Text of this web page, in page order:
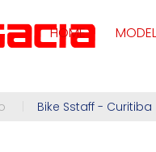
HOME
Bike Sstaff - Curitiba